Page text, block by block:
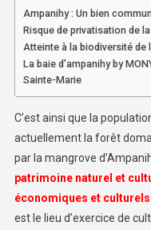
Ampanihy : Un bien
Risque de privatisation de
Atteinte à la biodiversité de
La baie d’ampanihy by
Sainte-Marie
C’est ainsi que la
actuellement la forêt
par la mangrove
patrimoine naturel et
économiques et
est le lieu d’exercice de